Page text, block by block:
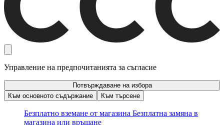
Управление на предпочитанията за съгласие
Потвърждаване на избора
Към основното съдържание
Към търсене
Безплатно вземане от магазина Безплатна замяна в
магазина или връщане